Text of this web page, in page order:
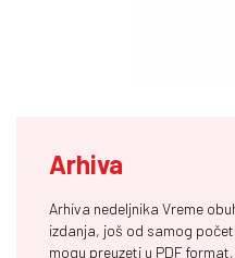
Arhiva
Arhiva nedeljnika Vreme
izdanja, još od samog
mogu preuzeti u PDF